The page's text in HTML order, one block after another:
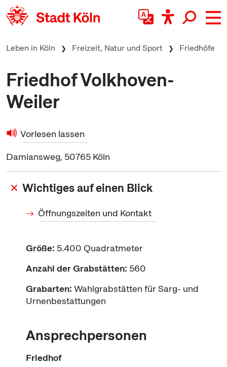
zum Inhalt springen
Leben in Köln Freizeit, Natur und Sport Friedhöfe
Friedhof Volkhoven-
Weiler
Vorlesen lassen
Damiansweg, 50765 Köln
Wichtiges auf einen Blick
Öffnungszeiten und Kontakt
Größe: 5.400 Quadratmeter
Anzahl der Grabstätten: 560
Grabarten:Wahlgrabstätten für Sarg- und
Urnenbestattungen
Ansprechpersonen
Friedhof